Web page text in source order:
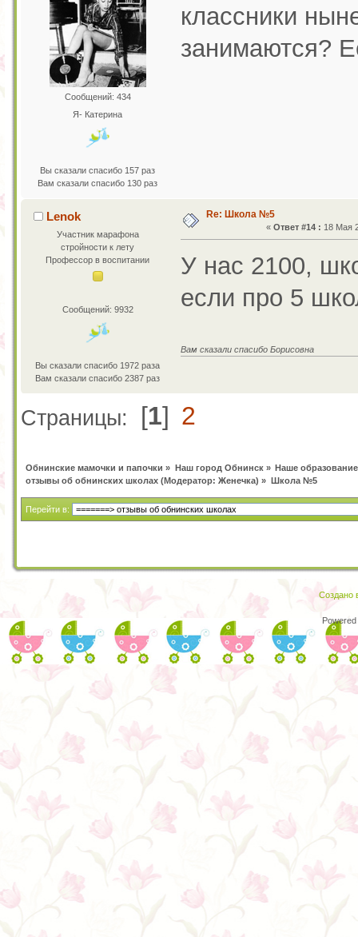
Сообщений: 434
Я- Катерина
Вы сказали спасибо 157 раз
Вам сказали спасибо 130 раз
классники
занимаются?
Lenok
Участник марафона
стройности к лету
Профессор в воспитании
Сообщений: 9932
Вы сказали спасибо 1972 раза
Вам сказали спасибо 2387 раз
Re: Школа №5
«Ответ #14 : 18 Мая
У нас 2100,
если про 5
Вам сказали спасибо Борисовна
Страницы: [1] 2
Обнинские мамочки и папочки » Наш город Обнинск» Наше образование
отзывы об обнинских школах (Модератор:Женечка) » Школа №5
Перейти в:
Создано